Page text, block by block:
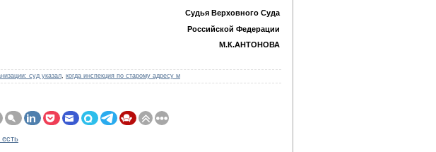
Судья Верховного Суда
Российской Федерации
М.К.АНТОНОВА
суд указал когда инспекция по старому адресу м
есть